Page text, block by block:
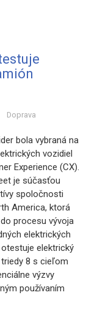
Doprava
bola vybraná na
vozidiel
Experience (CX).
je súčasťou
spoločnosti
America, ktorá
procesu vývoja
elektrických
elektrický
8 s cieľom
výzvy
používaním